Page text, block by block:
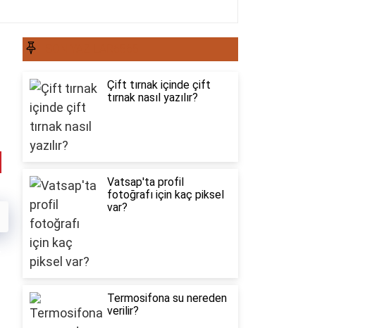
Çift tırnak içinde çift
tırnak nasıl yazılır?
Vatsap'ta profil
fotoğrafı için kaç piksel
var?
Termosifona su nereden
verilir?